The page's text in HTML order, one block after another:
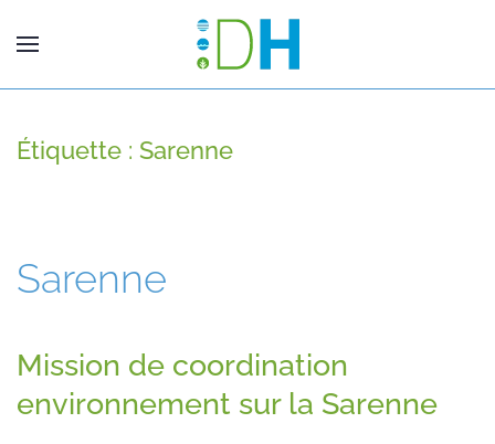
Étiquette : Sarenne
Sarenne
Mission de coordination
environnement sur la Sarenne